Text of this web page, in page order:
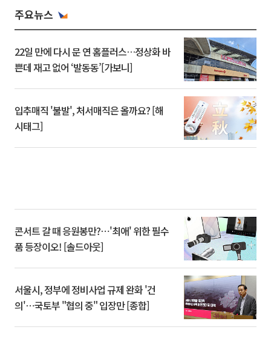
주요뉴스
22일 만에 다시 문 연 홈플러스…정상화 바
쁜데 재고 없어 ‘발동동’[가보니]
입추매직 '불발', 처서매직은 올까요? [해
시태그]
콘서트 갈 때 응원봉만?⋯'최애' 위한 필수
품 등장이오! [솔드아웃]
서울시, 정부에 정비사업 규제 완화 '건
의'⋯국토부 "협의 중" 입장만 [종합]